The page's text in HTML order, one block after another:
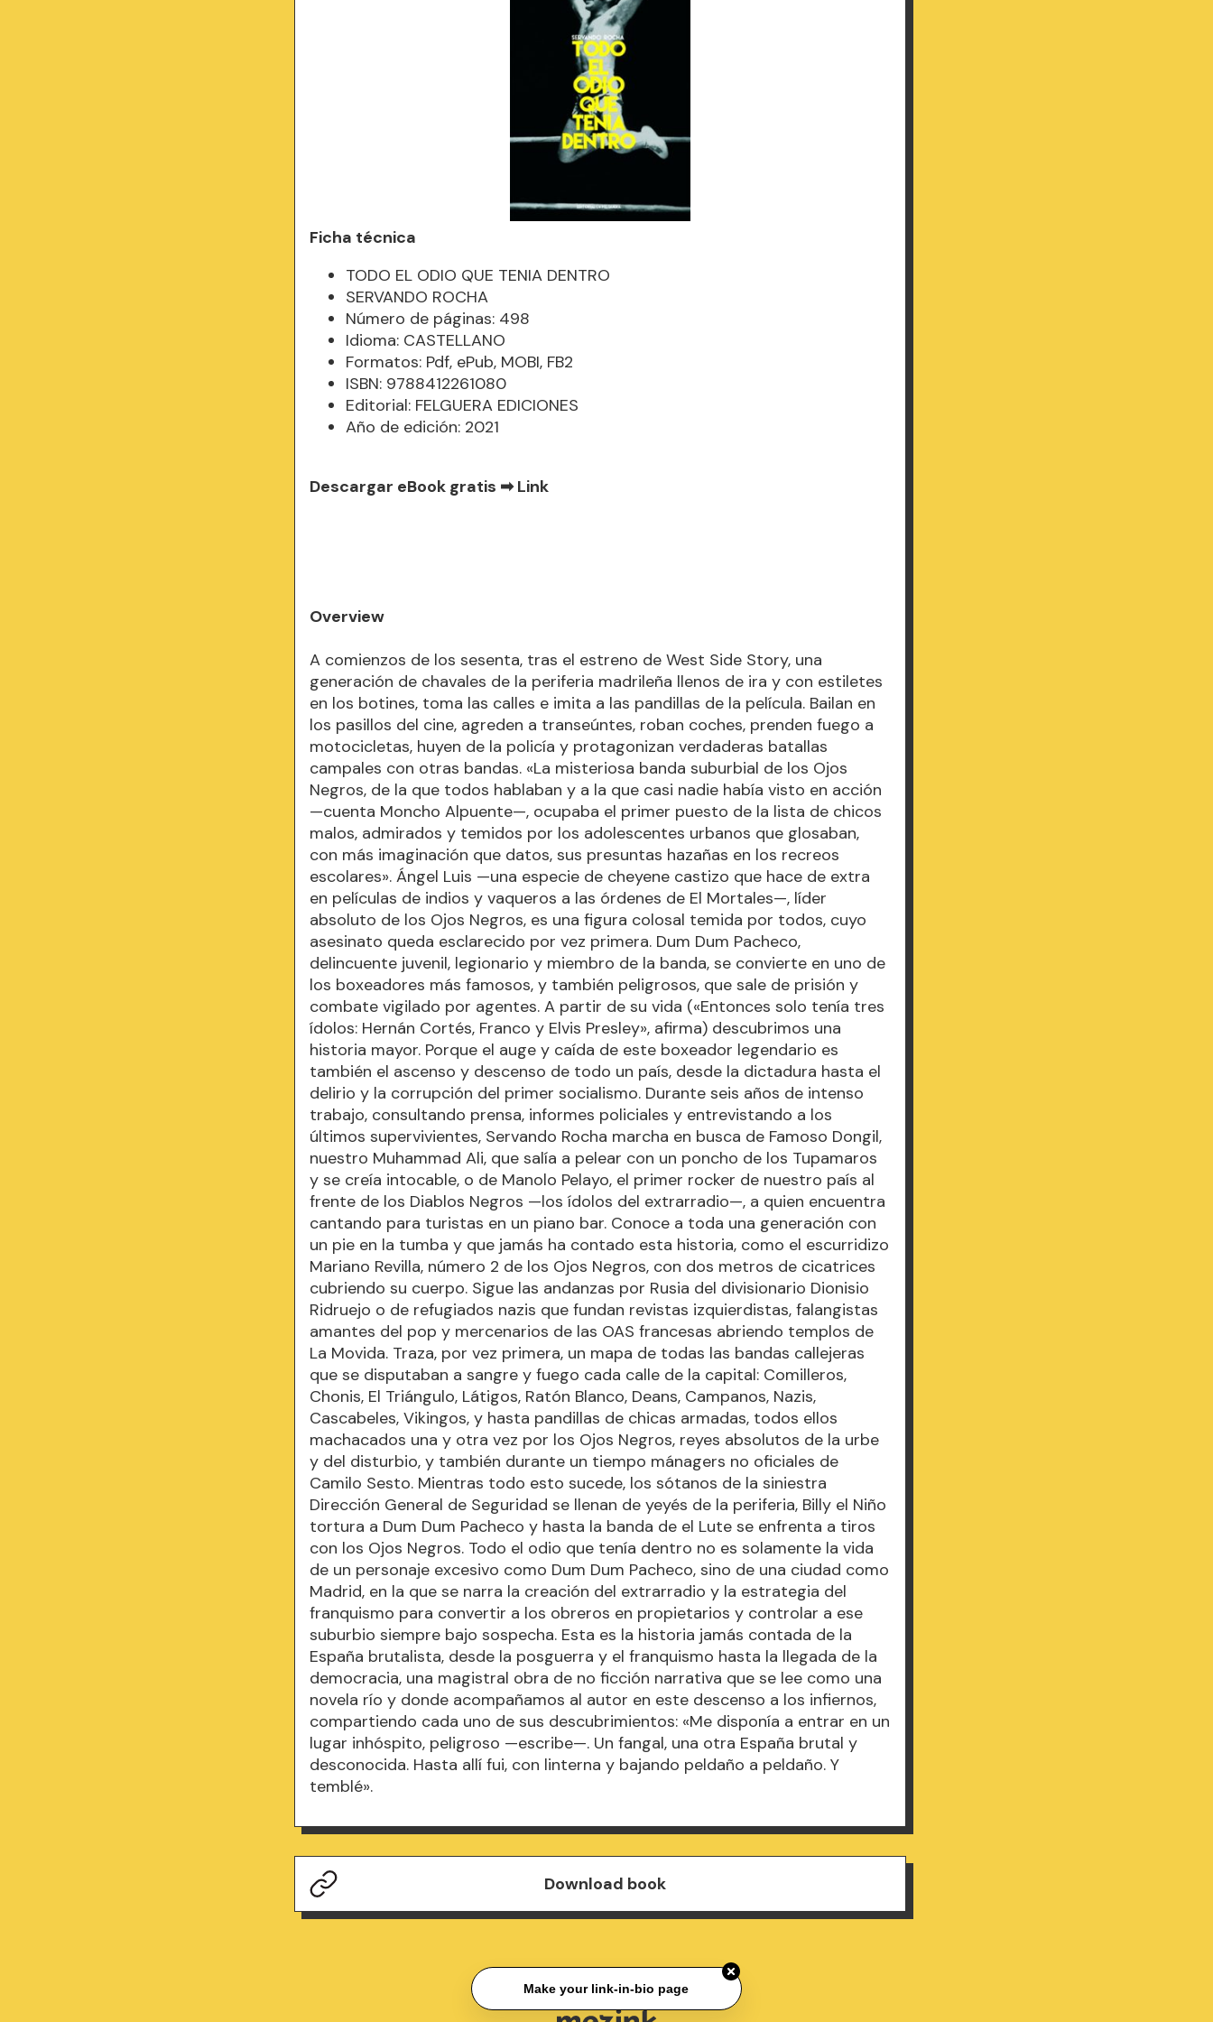
Ficha técnica
TODO EL ODIO QUE TENIA DENTRO
SERVANDO ROCHA
Número de páginas: 498
Idioma: CASTELLANO
Formatos: Pdf, ePub, MOBI, FB2
ISBN: 9788412261080
Editorial: FELGUERA EDICIONES
Año de edición: 2021
Descargar eBook gratis ➡Link
Overview
A comienzos de los sesenta, tras el estreno de West Side Story, una
generación de chavales de la periferia madrileña llenos de ira y con estiletes
en los botines, toma las calles e imita a las pandillas de la película. Bailan en
los pasillos del cine, agreden a transeúntes, roban coches, prenden fuego a
motocicletas, huyen de la policía y protagonizan verdaderas batallas
campales con otras bandas. «La misteriosa banda suburbial de los Ojos
Negros, de la que todos hablaban y a la que casi nadie había visto en acción
—cuenta Moncho Alpuente—, ocupaba el primer puesto de la lista de chicos
malos, admirados y temidos por los adolescentes urbanos que glosaban,
con más imaginación que datos, sus presuntas hazañas en los recreos
escolares». Ángel Luis —una especie de cheyene castizo que hace de extra
en películas de indios y vaqueros a las órdenes de El Mortales—, líder
absoluto de los Ojos Negros, es una figura colosal temida por todos, cuyo
asesinato queda esclarecido por vez primera. Dum Dum Pacheco,
delincuente juvenil, legionario y miembro de la banda, se convierte en uno de
los boxeadores más famosos, y también peligrosos, que sale de prisión y
combate vigilado por agentes. A partir de su vida («Entonces solo tenía tres
ídolos: Hernán Cortés, Franco y Elvis Presley», afirma) descubrimos una
historia mayor. Porque el auge y caída de este boxeador legendario es
también el ascenso y descenso de todo un país, desde la dictadura hasta el
delirio y la corrupción del primer socialismo. Durante seis años de intenso
trabajo, consultando prensa, informes policiales y entrevistando a los
últimos supervivientes, Servando Rocha marcha en busca de Famoso Dongil,
nuestro Muhammad Ali, que salía a pelear con un poncho de los Tupamaros
y se creía intocable, o de Manolo Pelayo, el primer rocker de nuestro país al
frente de los Diablos Negros —los ídolos del extrarradio—, a quien encuentra
cantando para turistas en un piano bar. Conoce a toda una generación con
un pie en la tumba y que jamás ha contado esta historia, como el escurridizo
Mariano Revilla, número 2 de los Ojos Negros, con dos metros de cicatrices
cubriendo su cuerpo. Sigue las andanzas por Rusia del divisionario Dionisio
Ridruejo o de refugiados nazis que fundan revistas izquierdistas, falangistas
amantes del pop y mercenarios de las OAS francesas abriendo templos de
La Movida. Traza, por vez primera, un mapa de todas las bandas callejeras
que se disputaban a sangre y fuego cada calle de la capital: Comilleros,
Chonis, El Triángulo, Látigos, Ratón Blanco, Deans, Campanos, Nazis,
Cascabeles, Vikingos, y hasta pandillas de chicas armadas, todos ellos
machacados una y otra vez por los Ojos Negros, reyes absolutos de la urbe
y del disturbio, y también durante un tiempo mánagers no oficiales de
Camilo Sesto. Mientras todo esto sucede, los sótanos de la siniestra
Dirección General de Seguridad se llenan de yeyés de la periferia, Billy el Niño
tortura a Dum Dum Pacheco y hasta la banda de el Lute se enfrenta a tiros
con los Ojos Negros. Todo el odio que tenía dentro no es solamente la vida
de un personaje excesivo como Dum Dum Pacheco, sino de una ciudad como
Madrid, en la que se narra la creación del extrarradio y la estrategia del
franquismo para convertir a los obreros en propietarios y controlar a ese
suburbio siempre bajo sospecha. Esta es la historia jamás contada de la
España brutalista, desde la posguerra y el franquismo hasta la llegada de la
democracia, una magistral obra de no ficción narrativa que se lee como una
novela río y donde acompañamos al autor en este descenso a los infiernos,
compartiendo cada uno de sus descubrimientos: «Me disponía a entrar en un
lugar inhóspito, peligroso —escribe—. Un fangal, una otra España brutal y
desconocida. Hasta allí fui, con linterna y bajando peldaño a peldaño. Y
temblé».
Download book
Make your link-in-bio page